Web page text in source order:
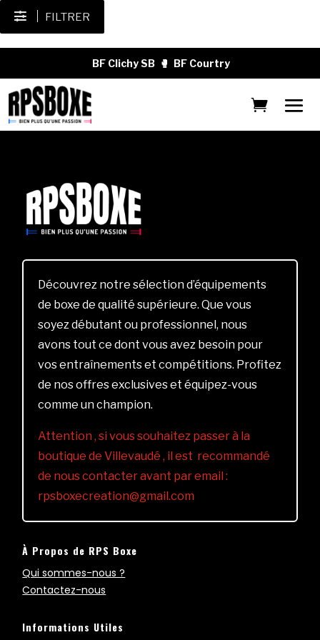
FILTRER
BF Clichy SB 🥊 BF Courtry
Découvrez notre sélection d’équipements
de boxe de qualité supérieure. Que vous
soyez débutant ou professionnel, nous
avons tout ce dont vous avez besoin pour
vos entraînements et compétitions. Profitez
de nos offres exclusives et équipez-vous
comme un champion.
Attention , si vous souhaitez passer à la
boutique de Villevaudé , il est recommandé
de nous contacter avant par email :
rpsboxecreation@gmail.com
À Propos de RPS Boxe
Qui sommes-nous ?
Contactez-nous
Informations Utiles